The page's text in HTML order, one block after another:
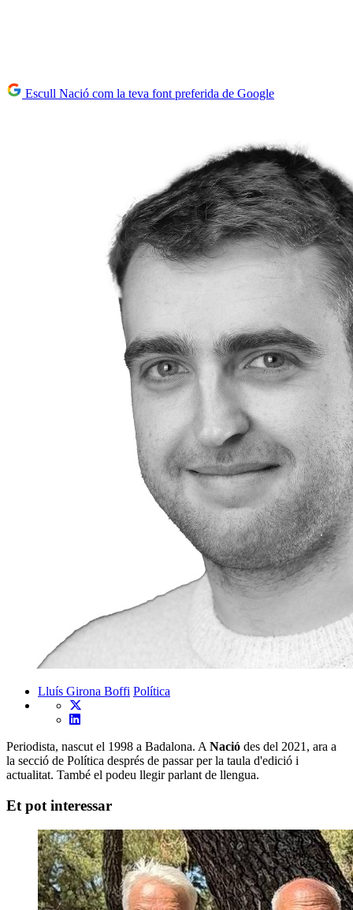
Escull Nació com la teva font preferida de Google
Lluís Girona Boffi Política
Periodista, nascut el 1998 a Badalona. A Nació des del 2021, ara a
la secció de Política després de passar per la taula d'edició i
actualitat. També el podeu llegir parlant de llengua.
Et pot interessar